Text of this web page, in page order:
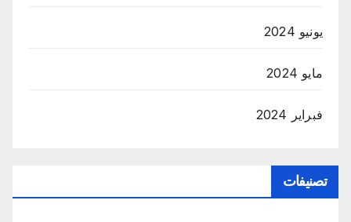
يونيو 2024
مايو 2024
فبراير 2024
تصنيفات